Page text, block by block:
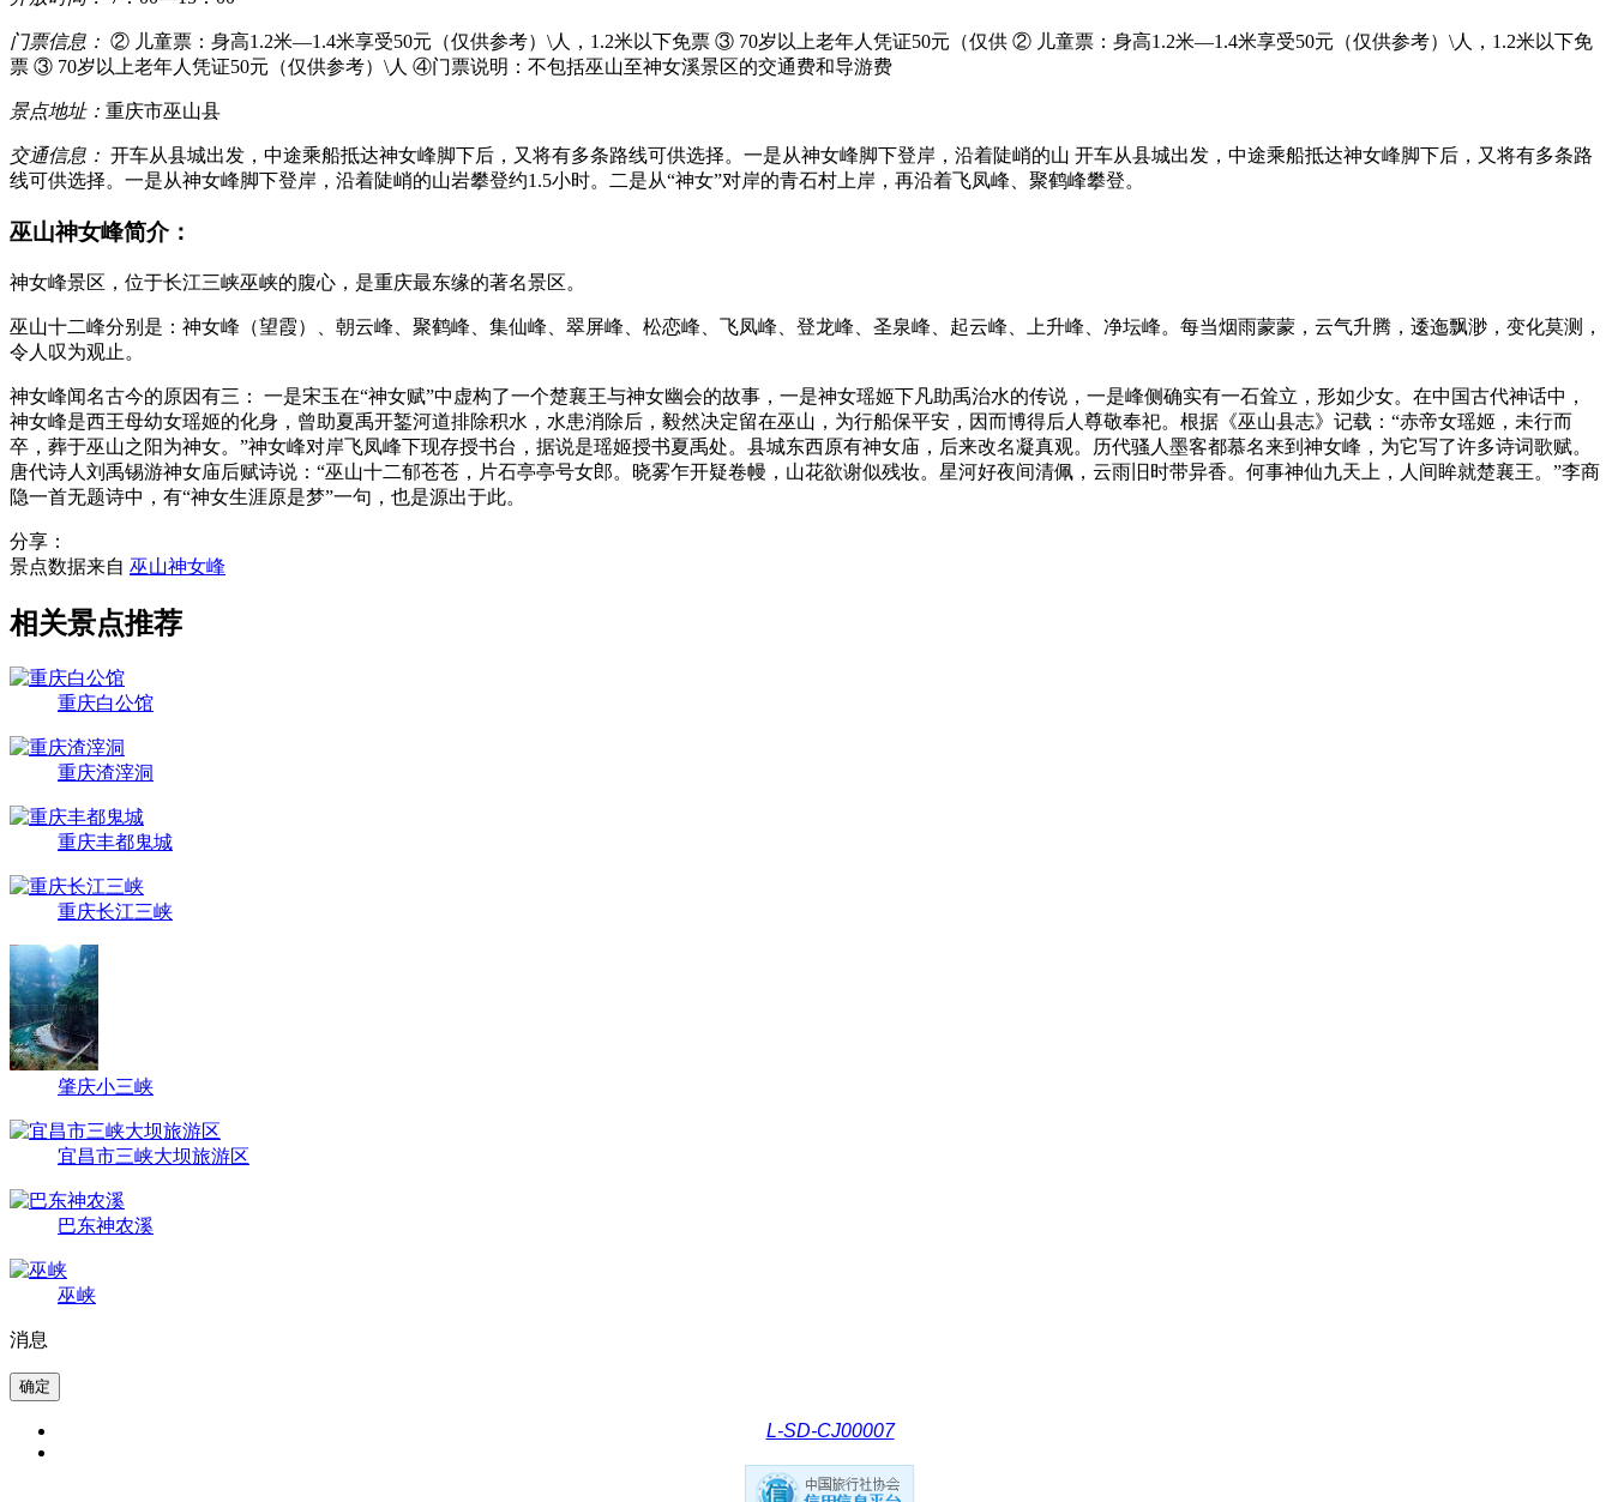
门票信息： ② 儿童票：身高1.2米—1.4米享受50元（仅供参考）\人，1.2米以下免票 ③ 70岁以上老年人凭证50元（仅供 ② 儿童票：身高1.2米—1.4米享受50元（仅供参考）\人，1.2米以下免
票 ③ 70岁以上老年人凭证50元（仅供参考）\人 ④门票说明：不包括巫山至神女溪景区的交通费和导游费
景点地址： 重庆市巫山县
交通信息： 开车从县城出发，中途乘船抵达神女峰脚下后，又将有多条路线可供选择。一是从神女峰脚下登岸，沿着陡峭的山 开车从县城出发，中途乘船抵达神女峰脚下后，又将有多条路
线可供选择。一是从神女峰脚下登岸，沿着陡峭的山岩攀登约1.5小时。二是从“神女”对岸的青石村上岸，再沿着飞凤峰、聚鹤峰攀登。
巫山神女峰简介：
神女峰景区，位于长江三峡巫峡的腹心，是重庆最东缘的著名景区。
巫山十二峰分别是：神女峰（望霞）、朝云峰、聚鹤峰、集仙峰、翠屏峰、松恋峰、飞凤峰、登龙峰、圣泉峰、起云峰、上升峰、净坛峰。每当烟雨蒙蒙，云气升腾，逶迤飘渺，变化莫测，
令人叹为观止。
神女峰闻名古今的原因有三： 一是宋玉在“神女赋”中虚构了一个楚襄王与神女幽会的故事，一是神女瑶姬下凡助禹治水的传说，一是峰侧确实有一石耸立，形如少女。在中国古代神话中，
神女峰是西王母幼女瑶姬的化身，曾助夏禹开錾河道排除积水，水患消除后，毅然决定留在巫山，为行船保平安，因而博得后人尊敬奉祀。根据《巫山县志》记载：“赤帝女瑶姬，未行而
卒，葬于巫山之阳为神女。”神女峰对岸飞凤峰下现存授书台，据说是瑶姬授书夏禹处。县城东西原有神女庙，后来改名凝真观。历代骚人墨客都慕名来到神女峰，为它写了许多诗词歌赋。
唐代诗人刘禹锡游神女庙后赋诗说：“巫山十二郁苍苍，片石亭亭号女郎。晓雾乍开疑卷幔，山花欲谢似残妆。星河好夜间清佩，云雨旧时带异香。何事神仙九天上，人间眸就楚襄王。”李商
隐一首无题诗中，有“神女生涯原是梦”一句，也是源出于此。
分享：
景点数据来自 巫山神女峰
相关景点推荐
重庆白公馆
重庆渣滓洞
重庆丰都鬼城
重庆长江三峡
肇庆小三峡
宜昌市三峡大坝旅游区
巴东神农溪
巫峡
消息
L-SD-CJ00007